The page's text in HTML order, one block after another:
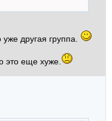
другая группа.
это еще хуже.